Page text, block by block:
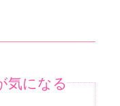
気になる